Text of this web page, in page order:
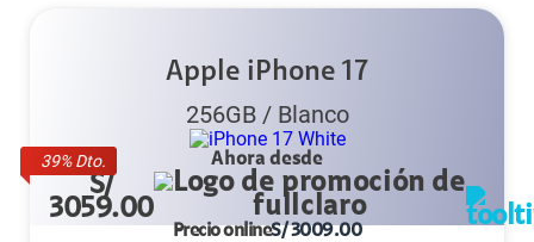
39% Dto.
Apple iPhone 17
256GB/ Blanco
Ahora desde
S/
3059.00
Precio onlineS/3009.00